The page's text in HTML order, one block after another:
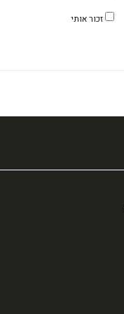
זכור אותי